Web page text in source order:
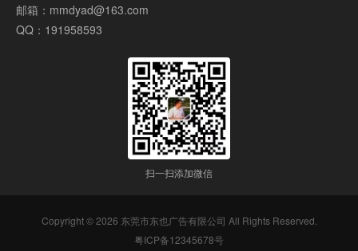
邮箱：mmdyad@163.com
QQ：191958593
扫一扫添加微信
Copyright © 2026 东莞市东也广告有限公司 All Rights Reserved.
粤ICP备12345678号